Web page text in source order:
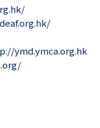
ymd.ymca.org.hk